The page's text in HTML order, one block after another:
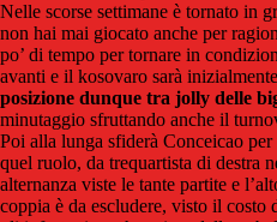
Nelle scorse settimane è tornato in
non hai mai giocato anche per
po’ di tempo per tornare in
avanti e il kosovaro sarà
posizione dunque tra jolly delle
minutaggio sfruttando anche il
Poi alla lunga sfiderà Conceicao
quel ruolo, da trequartista di destra
alternanza viste le tante partite e
coppia è da escludere, visto il costo